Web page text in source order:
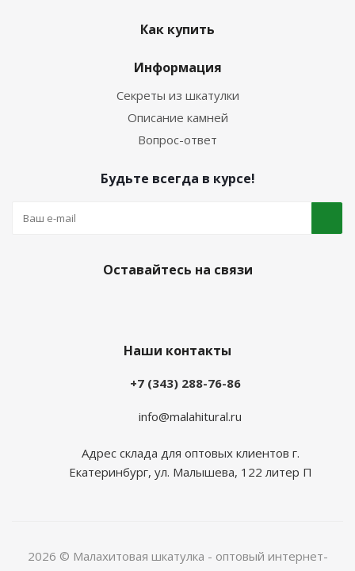
Как купить
Информация
Секреты из шкатулки
Описание камней
Вопрос-ответ
Будьте всегда в курсе!
Оставайтесь на связи
Наши контакты
+7 (343) 288-76-86
info@malahitural.ru
Адрес склада для оптовых клиентов г.
Екатеринбург, ул. Малышева, 122 литер П
2026 © Малахитовая шкатулка - оптовый интернет-